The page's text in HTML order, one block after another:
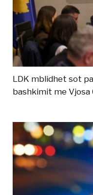
LDK mblidhet sot
bashkimit me Vjosa